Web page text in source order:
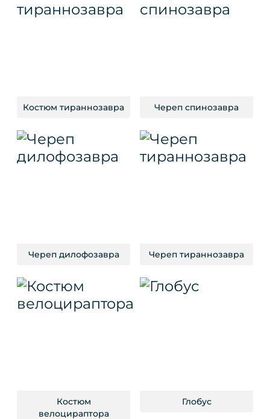
Костюм тираннозавра Череп спинозавра
Череп дилофозавра Череп тираннозавра
Костюм
велоцираптора
Глобус